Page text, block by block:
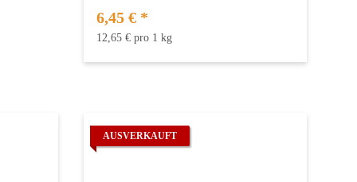
6,45 € *
12,65 € pro 1 kg
AUSVERKAUFT